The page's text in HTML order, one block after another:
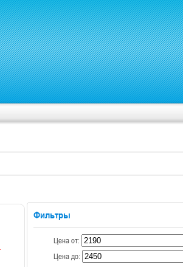
Фильтры
Цена от:
Цена до: